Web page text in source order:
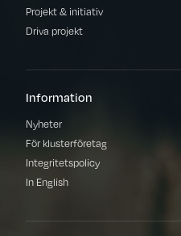
Projekt & initiativ
Driva projekt
Information
Nyheter
För klusterföretag
Integritetspolicy
In English